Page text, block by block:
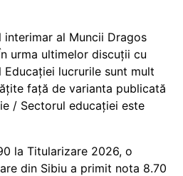
interimar al Muncii Dragos
urma ultimelor discuții cu
Educației lucrurile sunt mult
față de varianta publicată
/ Sectorul educației este
la Titularizare 2026, o
din Sibiu a primit nota 8.70